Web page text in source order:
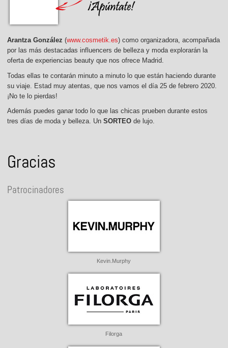
Arantza González (www.cosmetik.es) como organizadora, acompañada
por las más destacadas influencers de belleza y moda explorarán la
oferta de experiencias beauty que nos ofrece Madrid.
Todas ellas te contarán minuto a minuto lo que están haciendo durante
su viaje. Estad muy atentas, que nos vamos el día 25 de febrero 2020.
¡No te lo pierdas!
Además puedes ganar todo lo que las chicas prueben durante estos
tres días de moda y belleza. UnSORTEO de lujo.
Gracias
Patrocinadores
Kevin.Murphy
Filorga